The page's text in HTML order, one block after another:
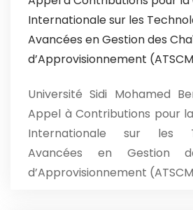
Internationale sur les
Avancées en Gestion des
d’Approvisionnement
Université Sidi Mohamed
Appel à Contributions pour
Internationale sur les
Avancées en Gestion
d’Approvisionnement